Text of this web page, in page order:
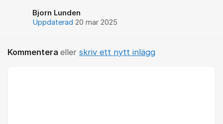
Bjorn Lunden
Uppdaterad 20 mar 2025
Kommentera eller skriv ett nytt inlägg